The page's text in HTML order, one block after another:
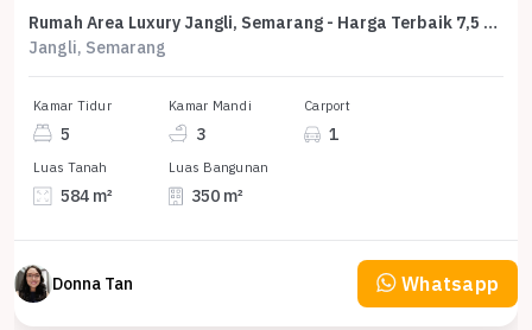
Rumah Area Luxury Jangli, Semarang - Harga Terbaik 7,5 Miliar
Jangli, Semarang
Kamar Tidur
5
Kamar Mandi
3
Carport
1
Luas Tanah
584 m²
Luas Bangunan
350 m²
Donna Tan Whatsapp